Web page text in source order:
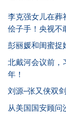
李克强女儿在葬
侩子手！央视不
彭丽媛和闺蜜捉
北戴河会议前，
年！
刘源–张又侠双
从美国国安顾问